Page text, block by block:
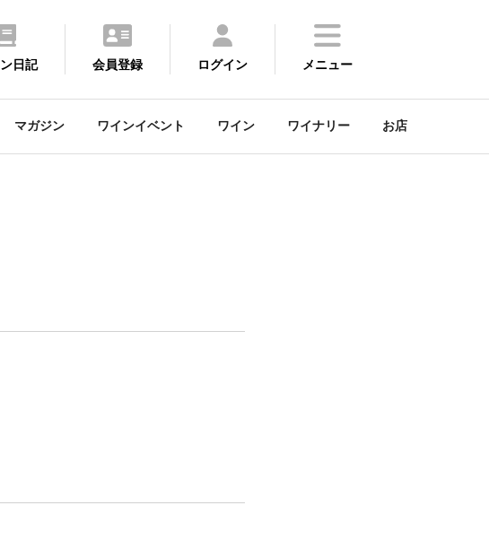
日記 会員登録 ログイン メニュー
マガジン ワインイベント ワイン ワイナリー お店